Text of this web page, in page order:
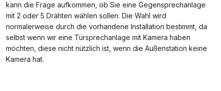
kann die Frage aufkommen, ob Sie eine Gegensprechanlage
mit 2 oder 5 Drähten wählen sollen. Die Wahl wird
normalerweise durch die vorhandene Installation bestimmt, da
selbst wenn wir eine Türsprechanlage mit Kamera haben
möchten, diese nicht nützlich ist, wenn die Außenstation keine
Kamera hat.